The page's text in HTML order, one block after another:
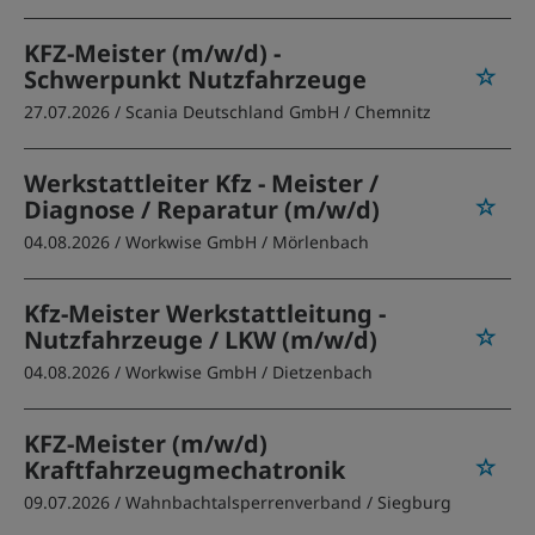
KFZ-Meister (m/w/d) -
Schwerpunkt Nutzfahrzeuge
27.07.2026 / Scania Deutschland GmbH / Chemnitz
Werkstattleiter Kfz - Meister /
Diagnose / Reparatur (m/w/d)
04.08.2026 / Workwise GmbH / Mörlenbach
Kfz-Meister Werkstattleitung -
Nutzfahrzeuge / LKW (m/w/d)
04.08.2026 / Workwise GmbH / Dietzenbach
KFZ-Meister (m/w/d)
Kraftfahrzeugmechatronik
09.07.2026 / Wahnbachtalsperrenverband / Siegburg